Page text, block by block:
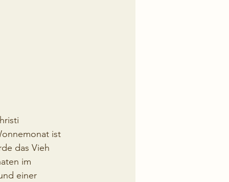
ist
das Vieh
im
einer